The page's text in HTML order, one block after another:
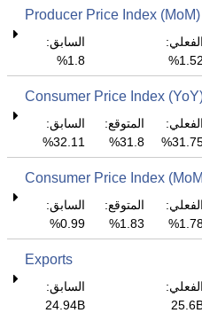
Producer Price Index (MoM)
الفعلي:
1.52%
السابق:
1.8%
Consumer Price Index
الفعلي:
المتوقع:
31.8%
السابق:
32.11%
Consumer Price Index
الفعلي:
المتوقع:
1.83%
السابق:
0.99%
Exports
الفعلي:
السابق:
24.94B